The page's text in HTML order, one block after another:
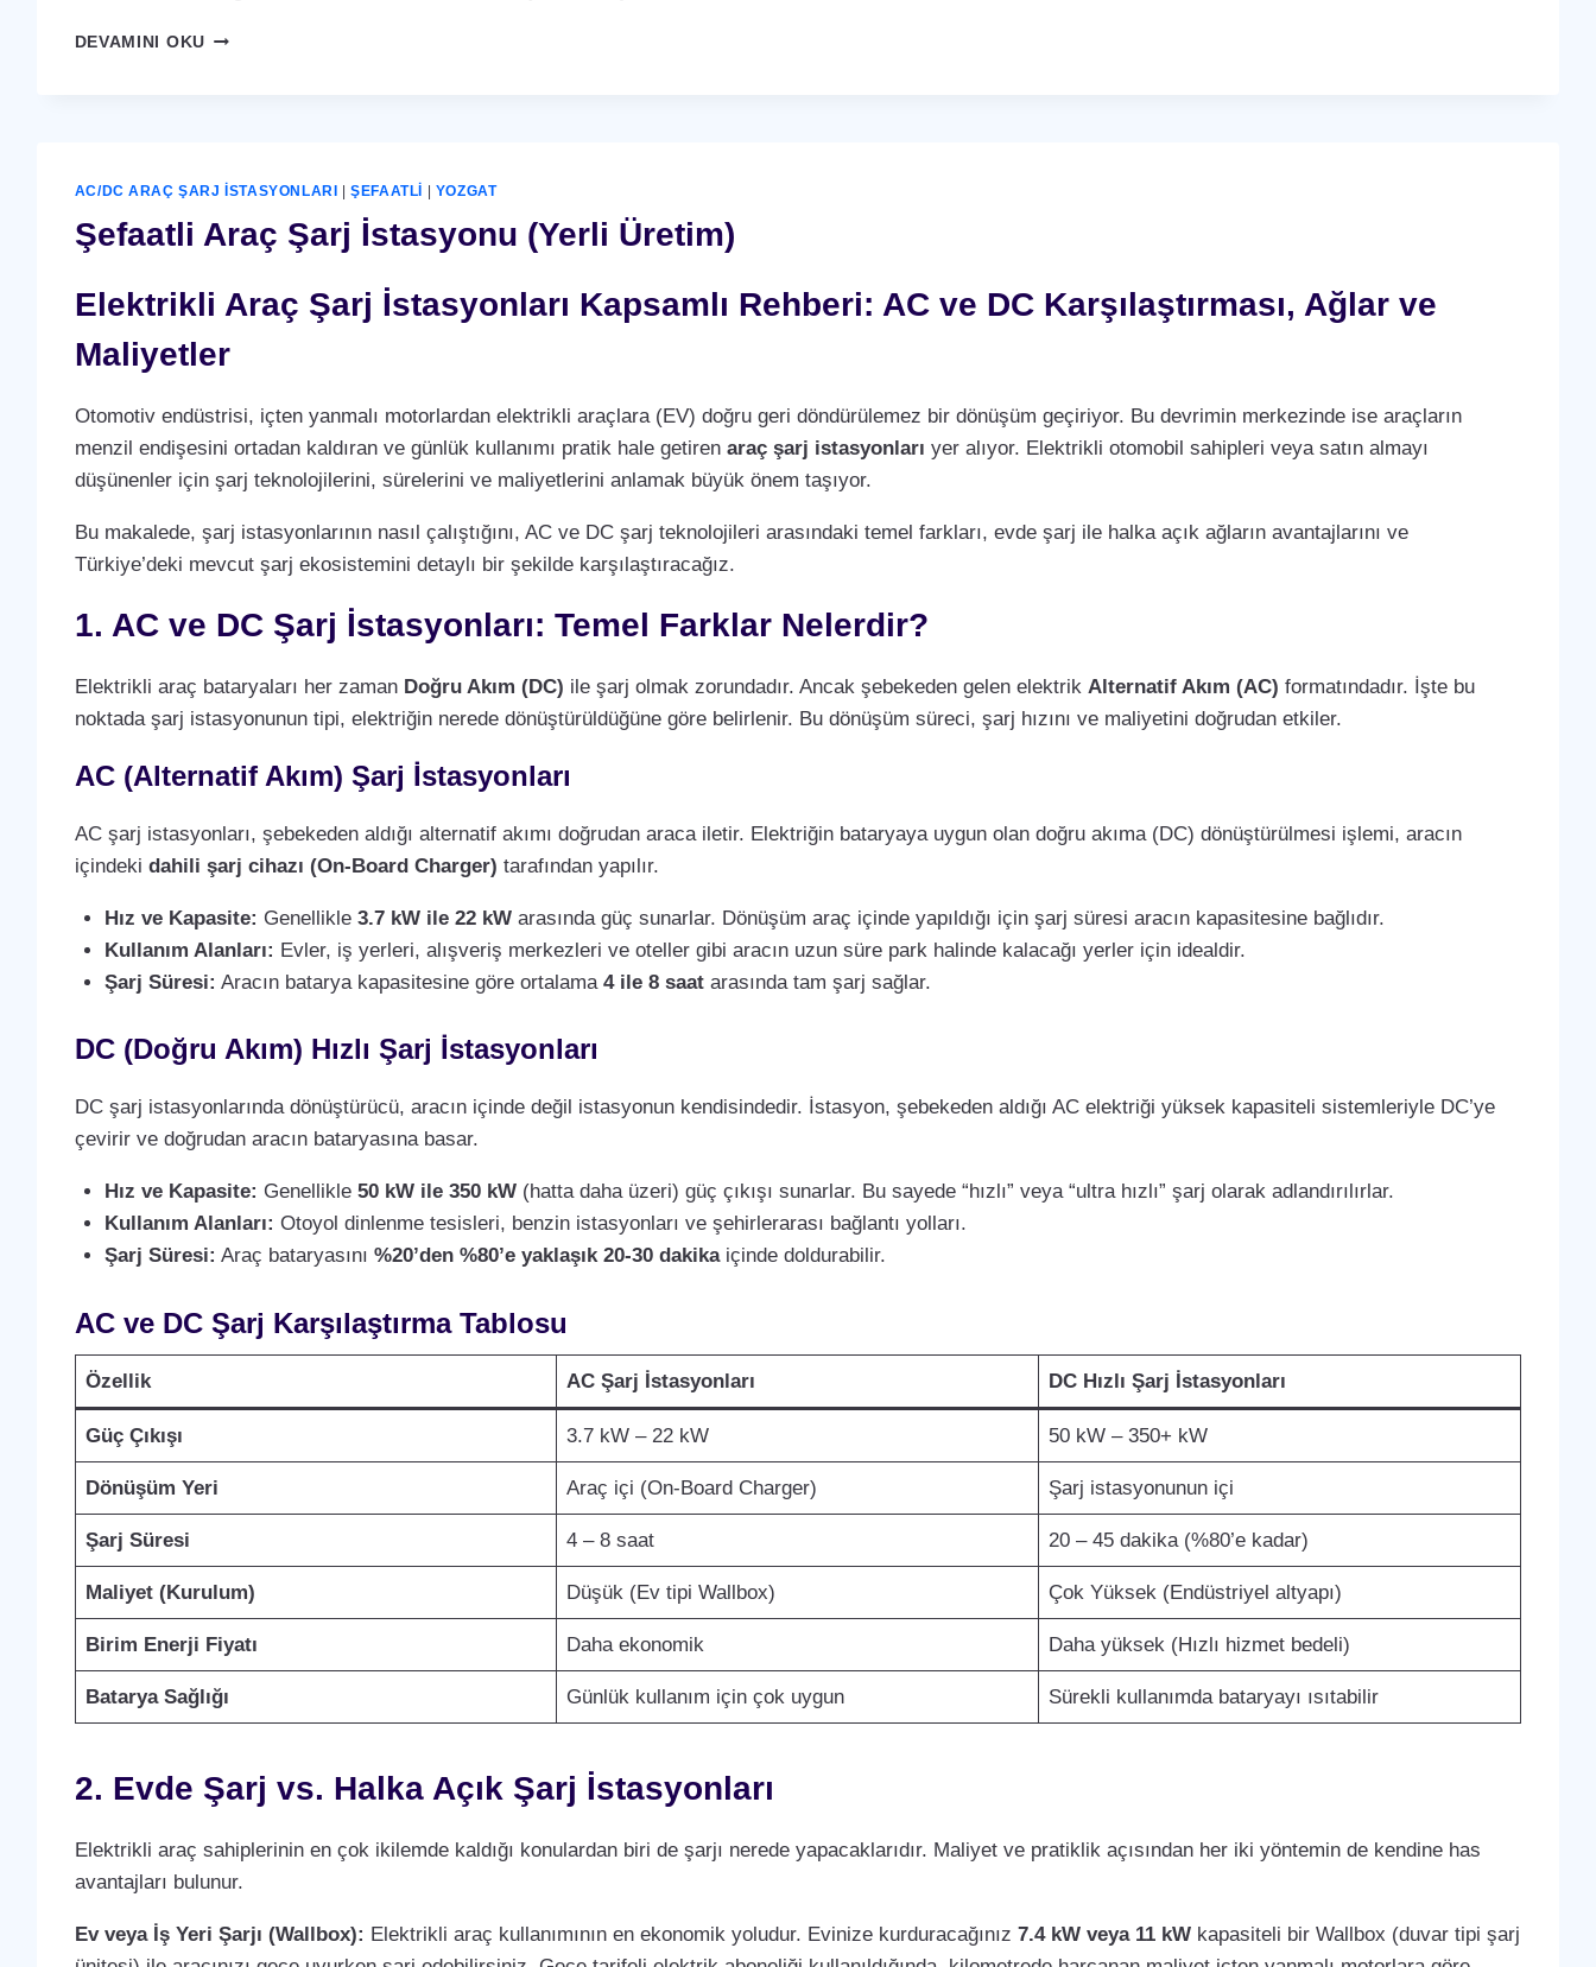
DEVAMINI OKUŞEFAATLI
AC/DC ARAÇ ŞARJ İSTASYONLARI |ŞEFAATLI | YOZGAT
Şefaatli Araç Şarj İstasyonu (Yerli Üretim)
Elektrikli Araç Şarj İstasyonları Kapsamlı Rehberi: AC ve DC Karşılaştırması, Ağlar ve
Maliyetler
Otomotiv endüstrisi, içten yanmalı motorlardan elektrikli araçlara (EV) doğru geri döndürülemez bir dönüşüm geçiriyor. Bu devrimin merkezinde ise araçların
menzil endişesini ortadan kaldıran ve günlük kullanımı pratik hale getiren araç şarj istasyonları yer alıyor. Elektrikli otomobil sahipleri veya satın almayı
düşünenler için şarj teknolojilerini, sürelerini ve maliyetlerini anlamak büyük önem taşıyor.
Bu makalede, şarj istasyonlarının nasıl çalıştığını, AC ve DC şarj teknolojileri arasındaki temel farkları, evde şarj ile halka açık ağların avantajlarını ve
Türkiye’deki mevcut şarj ekosistemini detaylı bir şekilde karşılaştıracağız.
1. AC ve DC Şarj İstasyonları: Temel Farklar Nelerdir?
Elektrikli araç bataryaları her zaman Doğru Akım (DC) ile şarj olmak zorundadır. Ancak şebekeden gelen elektrik Alternatif Akım (AC) formatındadır. İşte bu
noktada şarj istasyonunun tipi, elektriğin nerede dönüştürüldüğüne göre belirlenir. Bu dönüşüm süreci, şarj hızını ve maliyetini doğrudan etkiler.
AC (Alternatif Akım) Şarj İstasyonları
AC şarj istasyonları, şebekeden aldığı alternatif akımı doğrudan araca iletir. Elektriğin bataryaya uygun olan doğru akıma (DC) dönüştürülmesi işlemi, aracın
içindeki dahili şarj cihazı (On-Board Charger) tarafından yapılır.
Hız ve Kapasite: Genellikle3.7 kW ile 22 kW arasında güç sunarlar. Dönüşüm araç içinde yapıldığı için şarj süresi aracın kapasitesine bağlıdır.
Kullanım Alanları: Evler, iş yerleri, alışveriş merkezleri ve oteller gibi aracın uzun süre park halinde kalacağı yerler için idealdir.
Şarj Süresi: Aracın batarya kapasitesine göre ortalama4 ile 8 saat arasında tam şarj sağlar.
DC (Doğru Akım) Hızlı Şarj İstasyonları
DC şarj istasyonlarında dönüştürücü, aracın içinde değil istasyonun kendisindedir. İstasyon, şebekeden aldığı AC elektriği yüksek kapasiteli sistemleriyle DC’ye
çevirir ve doğrudan aracın bataryasına basar.
Hız ve Kapasite: Genellikle50 kW ile 350 kW (hatta daha üzeri) güç çıkışı sunarlar. Bu sayede “hızlı” veya “ultra hızlı” şarj olarak adlandırılırlar.
Kullanım Alanları: Otoyol dinlenme tesisleri, benzin istasyonları ve şehirlerarası bağlantı yolları.
Şarj Süresi: Araç bataryasını%20’den %80’e yaklaşık 20-30 dakikaiçinde doldurabilir.
AC ve DC Şarj Karşılaştırma Tablosu
Özellik AC Şarj İstasyonları DC Hızlı Şarj İstasyonları
Güç Çıkışı 3.7 kW – 22 kW 50 kW – 350+ kW
Dönüşüm Yeri Araç içi (On-Board Charger) Şarj istasyonunun içi
Şarj Süresi 4 – 8 saat 20 – 45 dakika (%80’e kadar)
Maliyet (Kurulum) Düşük (Ev tipi Wallbox) Çok Yüksek (Endüstriyel altyapı)
Birim Enerji Fiyatı Daha ekonomik Daha yüksek (Hızlı hizmet bedeli)
Batarya Sağlığı Günlük kullanım için çok uygun Sürekli kullanımda bataryayı ısıtabilir
2. Evde Şarj vs. Halka Açık Şarj İstasyonları
Elektrikli araç sahiplerinin en çok ikilemde kaldığı konulardan biri de şarjı nerede yapacaklarıdır. Maliyet ve pratiklik açısından her iki yöntemin de kendine has
avantajları bulunur.
Ev veya İş Yeri Şarjı (Wallbox): Elektrikli araç kullanımının en ekonomik yoludur. Evinize kurduracağınız 7.4 kW veya 11 kWkapasiteli bir Wallbox (duvar tipi şarj